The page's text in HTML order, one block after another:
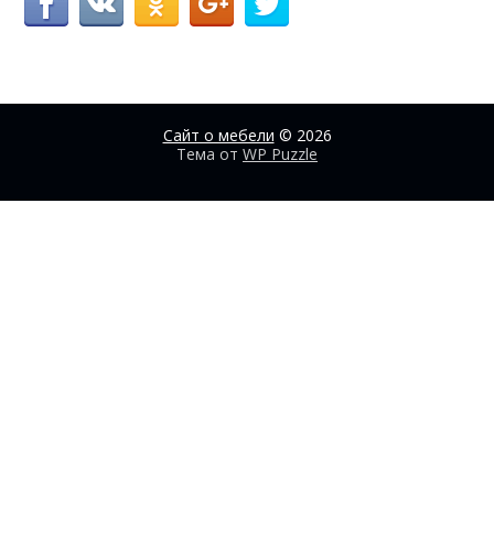
Сайт о мебели © 2026
Тема от WP Puzzle